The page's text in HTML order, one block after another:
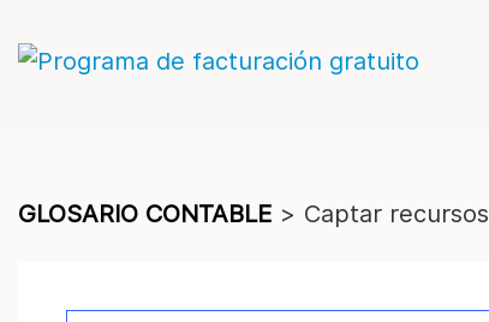
GLOSARIO CONTABLE > Captar recursos